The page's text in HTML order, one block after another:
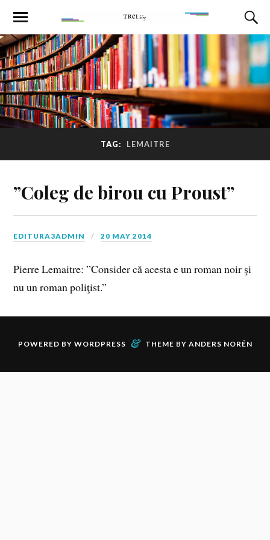
TAG: LEMAITRE
”Coleg de birou cu Proust”
EDITURA3ADMIN 20 MAY 2014
Pierre Lemaitre: ”Consider că acesta e un roman noir şi
nu un roman poliţist.”
POWERED BY WORDPRESS & THEME BY ANDERS NORÉN